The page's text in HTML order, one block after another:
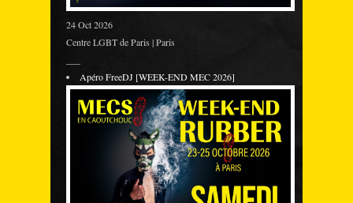
24 Oct 2026
Centre LGBT de Paris | Paris
Apéro FreeDJ [WEEK-END MEC 2026]